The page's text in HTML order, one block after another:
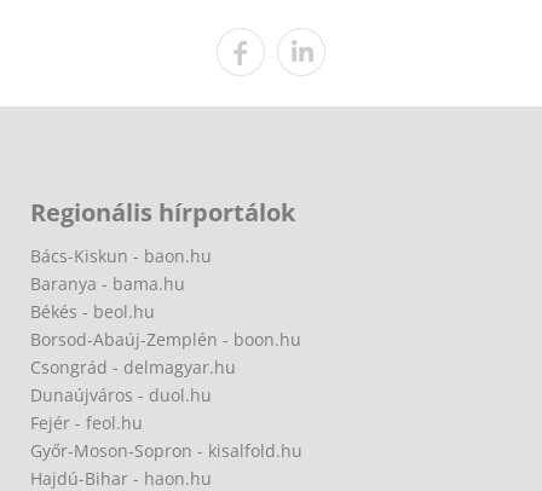
Regionális hírportálok
Bács-Kiskun - baon.hu
Baranya - bama.hu
Békés - beol.hu
Borsod-Abaúj-Zemplén - boon.hu
Csongrád - delmagyar.hu
Dunaújváros - duol.hu
Fejér - feol.hu
Győr-Moson-Sopron - kisalfold.hu
Hajdú-Bihar - haon.hu